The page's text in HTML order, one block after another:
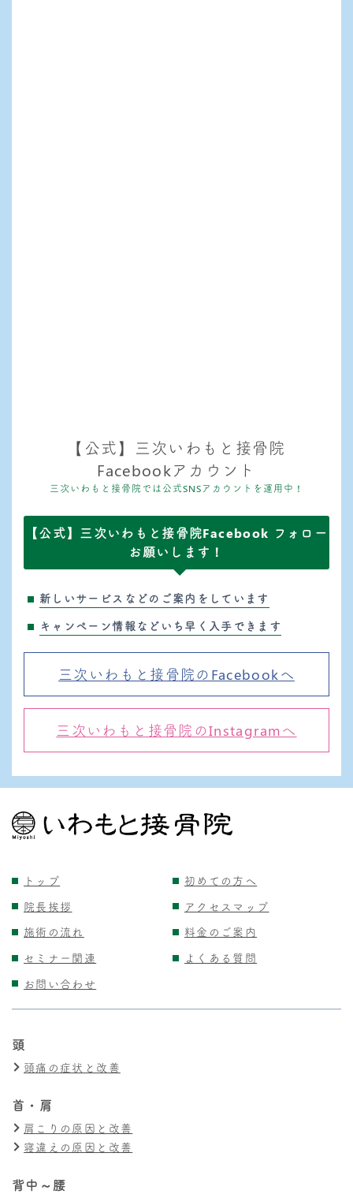
【公式】三次いわもと接骨院
Facebookアカウント
三次いわもと接骨院では公式SNSアカウントを運用中！
【公式】三次いわもと接骨院Facebook フォロー
お願いします！
新しいサービスなどのご案内をしています
キャンペーン情報などいち早く入手できます
三次いわもと接骨院のFacebookへ
三次いわもと接骨院のInstagramへ
トップ
初めての方へ
院長挨拶
アクセスマップ
施術の流れ
料金のご案内
セミナー関連
よくある質問
お問い合わせ
頭
頭痛の症状と改善
首・肩
肩こりの原因と改善
寝違えの原因と改善
背中～腰